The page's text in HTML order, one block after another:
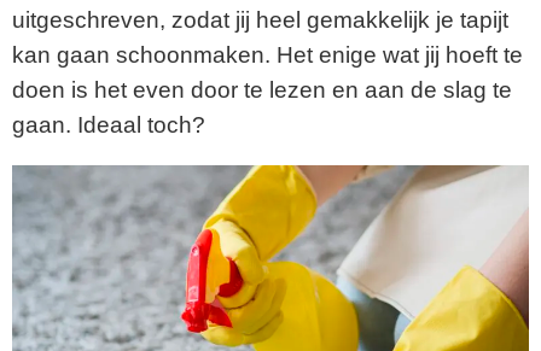
uitgeschreven, zodat jij heel gemakkelijk je tapijt
kan gaan schoonmaken. Het enige wat jij hoeft te
doen is het even door te lezen en aan de slag te
gaan. Ideaal toch?